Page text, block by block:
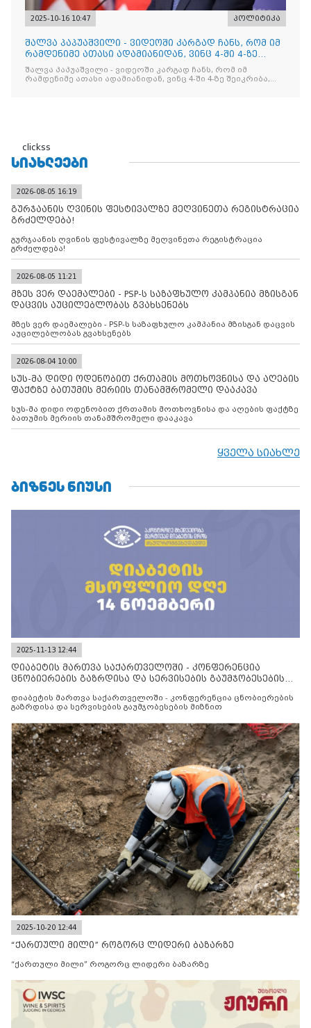
2025-10-16 10:47 პოლიტიკა
შალვა პაპუაშვილი - ვიდეოში კარგად ჩანს, რომ იმ
რამდენიმე ათასი ადამიანიდან, ვინც 4-ში 4-ზე
შეიკრიბა,
შალვა პაპუაშვილი - ვიდეოში კარგად ჩანს, რომ იმ
რამდენიმე ათასი ადამიანიდან, ვინც 4-ში 4-ზე შეიკრიბა,
clickss
ᲡᲘᲐᲮᲚᲔᲔᲑᲘ
2026-08-05 16:19
გურჯაანის ღვინის ფესტივალზე მეღვინეთა რეგისტრაცია
გრძელდება!
გურჯაანის ღვინის ფესტივალზე მეღვინეთა რეგისტრაცია
გრძელდება!
2026-08-05 11:21
მზეს ვერ დაემალები - PSP-ს საზაფხულო კამპანია მზისგან
დაცვის აუცილებლობას გვახსენებს
მზეს ვერ დაემალები - PSP-ს საზაფხულო კამპანია მზისგან დაცვის
აუცილებლობას გვახსენებს
2026-08-04 10:00
სუს-მა დიდი ოდენობით ქრთამის მოთხოვნისა და აღების
ფაქტზე ბათუმის მერიის თანამშრომელი დააკავა
სუს-მა დიდი ოდენობით ქრთამის მოთხოვნისა და აღების ფაქტზე
ბათუმის მერიის თანამშრომელი დააკავა
ყველა სიახლე
ᲑᲘᲖᲜᲔᲡ ᲜᲘᲣᲡᲘ
2025-11-13 12:44
დიაბეტის მართვა საქართველოში - კონფერენცია
ცნობიერების გაზრდისა და სერვისების გაუმჯობესების
დიაბეტის მართვა საქართველოში - კონფერენცია ცნობიერების
გაზრდისა და სერვისების გაუმჯობესების მიზნით
2025-10-20 12:44
“ქართული მილი” როგორც ლიდერი ბაზარზე
“ქართული მილი” როგორც ლიდერი ბაზარზე